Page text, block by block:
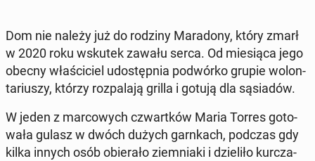
Dom nie należy już do rodziny Ma­ra­do­ny, który zmarł
w 2020 roku wskutek zawału serca. Od mie­sią­ca jego
obecny wła­ści­ciel udo­stęp­nia po­dwór­ko grupie wo­lon­
ta­riu­szy, którzy roz­pa­la­ją grilla i gotują dla są­sia­dów.
W jeden z mar­co­wych czwart­ków Maria Torres go­to­
wa­ła gulasz w dwóch dużych garn­kach, podczas gdy
kilka innych osób obie­ra­ło ziem­nia­ki i dzie­li­ło kur­cza­